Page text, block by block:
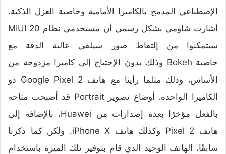
الإصطناعي المدمج بالكاميرا الأمامية وخاصية العزل الذكية.
أشارت شاومي بشكل رسمي أن مستخدمي نظام MIUI 20
سيتمكنوا من إلتقاط صور سيلفي عالية الدقة مع
خاصية Bokeh وذلك بدون الإحتياج إلى كاميرا مزدوجة من
الأساس، وذلك مثلما رأينا مع هاتف Google Pixel 2 ذو
الكاميرا الواحدة. أوضاع تصوير Portrait قد أصبحت متاحة
بالفعل مؤخرًا بعدة إصدارات من Huawei، بالإضافة إلى
هاتف Pixel 2 وكذلك هاتف iPhone X. ولكن كما ذكرنا
سابقًا، الهاتف الوحيد الذي قام بتوفير تلك الميزة باستخدام